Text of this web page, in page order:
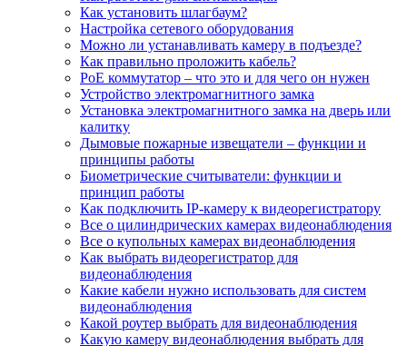
Как установить шлагбаум?
Настройка сетевого оборудования
Можно ли устанавливать камеру в подъезде?
Как правильно проложить кабель?
PoE коммутатор – что это и для чего он нужен
Устройство электромагнитного замка
Установка электромагнитного замка на дверь или
калитку
Дымовые пожарные извещатели – функции и
принципы работы
Биометрические считыватели: функции и
принцип работы
Как подключить IP-камеру к видеорегистратору
Все о цилиндрических камерах видеонаблюдения
Все о купольных камерах видеонаблюдения
Как выбрать видеорегистратор для
видеонаблюдения
Какие кабели нужно использовать для систем
видеонаблюдения
Какой роутер выбрать для видеонаблюдения
Какую камеру видеонаблюдения выбрать для